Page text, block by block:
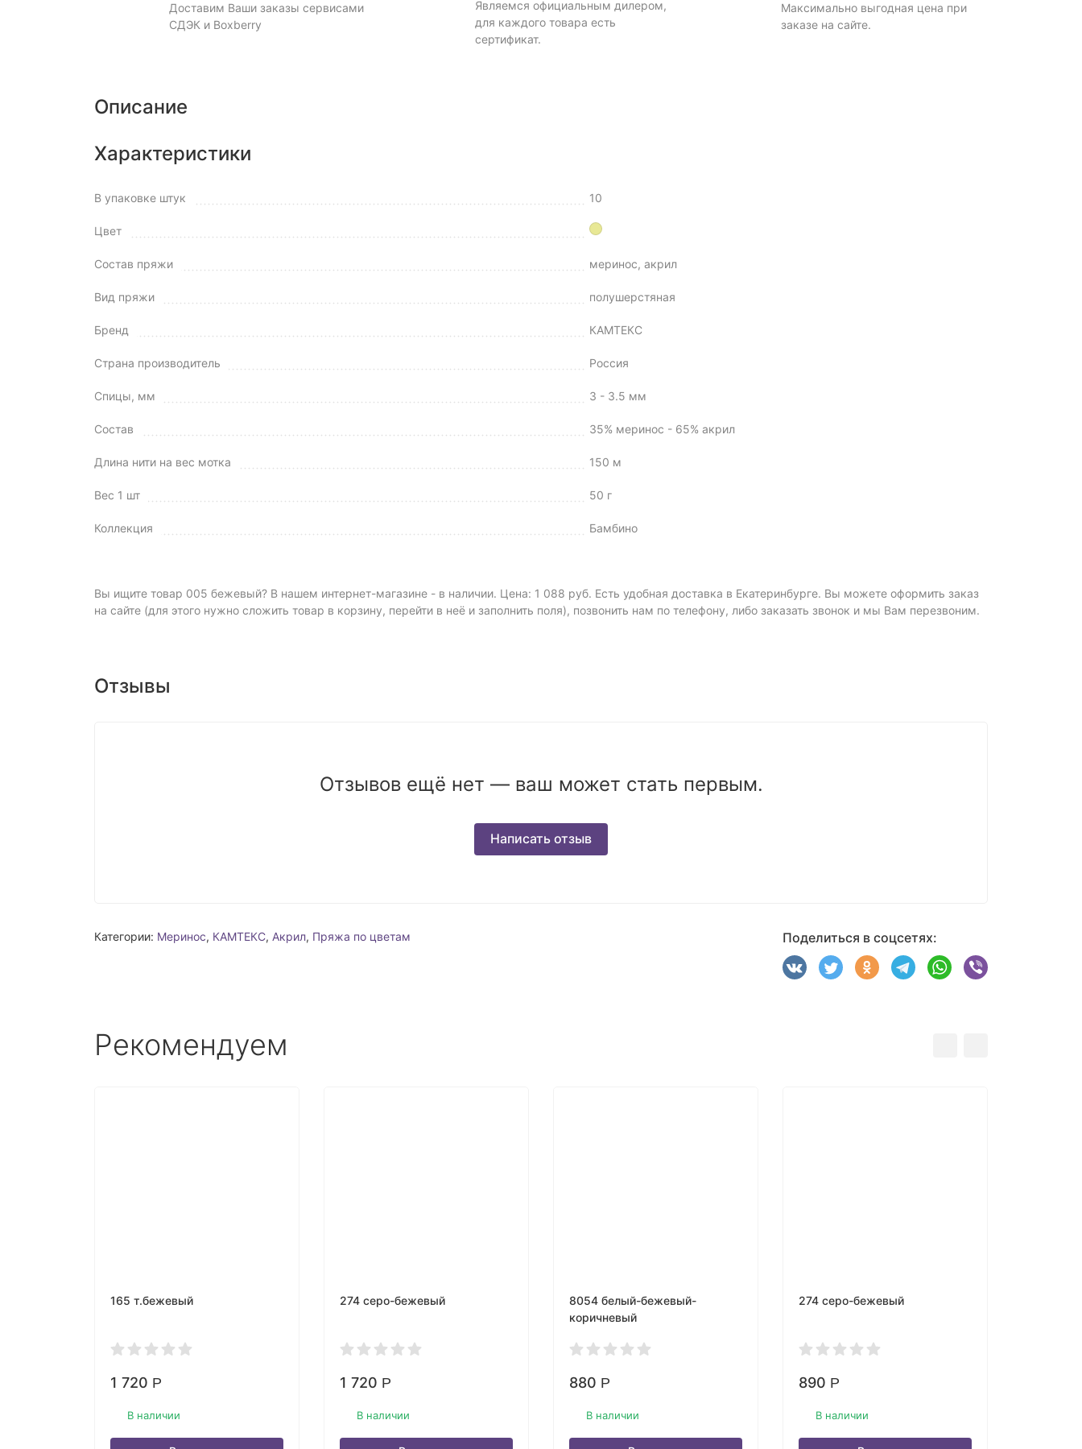
Доставим Ваши заказы сервисами
СДЭК и Boxberry
Являемся официальным дилером,
для каждого товара есть
сертификат.
Максимально выгодная цена при
заказе на сайте.
Описание
Характеристики
В упаковке штук 10
Цвет
Состав пряжи меринос, акрил
Вид пряжи полушерстяная
Бренд КАМТЕКС
Страна производитель Россия
Спицы, мм 3 - 3.5 мм
Состав 35% меринос - 65% акрил
Длина нити на вес мотка 150 м
Вес 1 шт 50 г
Коллекция Бамбино
Вы ищите товар 005 бежевый? В нашем интернет-магазине - в наличии. Цена: 1 088 руб. Есть удобная доставка в Екатеринбурге. Вы можете оформить заказ
на сайте (для этого нужно сложить товар в корзину, перейти в неё и заполнить поля), позвонить нам по телефону, либо заказать звонок и мы Вам перезвоним.
Отзывы
Отзывов ещё нет — ваш может стать первым.
Написать отзыв
Категории: Меринос, КАМТЕКС, Акрил, Пряжа по цветам Поделиться в соцсетях:
Рекомендуем
165 т.бежевый
1 720 Р
В наличии
274 серо-бежевый
1 720 Р
В наличии
8054 белый-бежевый-
коричневый
880 Р
В наличии
274 серо-бежевый
890 Р
В наличии